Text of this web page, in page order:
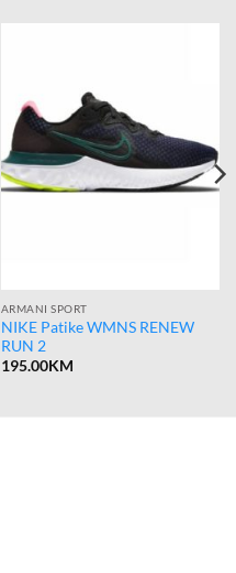
ARMANI SPORT
NIKE Patike WMNS RENEW
RUN 2
195.00KM